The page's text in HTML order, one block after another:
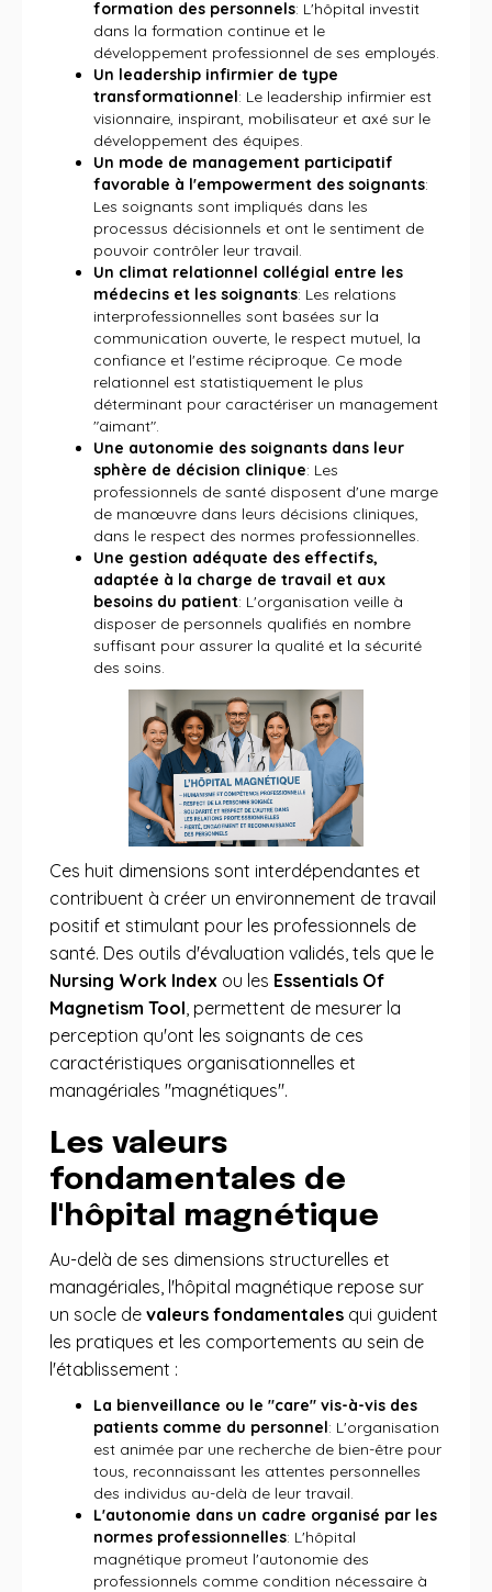
formation des personnels: L'hôpital investit
dans la formation continue et le
développement professionnel de ses employés.
Un leadership infirmier de type
transformationnel: Le leadership infirmier est
visionnaire, inspirant, mobilisateur et axé sur le
développement des équipes.
Un mode de management participatif
favorable à l'empowerment des soignants:
Les soignants sont impliqués dans les
processus décisionnels et ont le sentiment de
pouvoir contrôler leur travail.
Un climat relationnel collégial entre les
médecins et les soignants: Les relations
interprofessionnelles sont basées sur la
communication ouverte, le respect mutuel, la
confiance et l'estime réciproque. Ce mode
relationnel est statistiquement le plus
déterminant pour caractériser un management
"aimant".
Une autonomie des soignants dans leur
sphère de décision clinique: Les
professionnels de santé disposent d'une marge
de manœuvre dans leurs décisions cliniques,
dans le respect des normes professionnelles.
Une gestion adéquate des effectifs,
adaptée à la charge de travail et aux
besoins du patient: L'organisation veille à
disposer de personnels qualifiés en nombre
suffisant pour assurer la qualité et la sécurité
des soins.
Ces huit dimensions sont interdépendantes et
contribuent à créer un environnement de travail
positif et stimulant pour les professionnels de
santé. Des outils d'évaluation validés, tels que le
Nursing Work Index ou les Essentials Of
Magnetism Tool, permettent de mesurer la
perception qu'ont les soignants de ces
caractéristiques organisationnelles et
managériales "magnétiques".
Les valeurs
fondamentales de
l'hôpital magnétique
Au-delà de ses dimensions structurelles et
managériales, l'hôpital magnétique repose sur
un socle de valeurs fondamentales qui guident
les pratiques et les comportements au sein de
l'établissement :
La bienveillance ou le "care" vis-à-vis des
patients comme du personnel: L'organisation
est animée par une recherche de bien-être pour
tous, reconnaissant les attentes personnelles
des individus au-delà de leur travail.
L'autonomie dans un cadre organisé par les
normes professionnelles: L'hôpital
magnétique promeut l'autonomie des
professionnels comme condition nécessaire à